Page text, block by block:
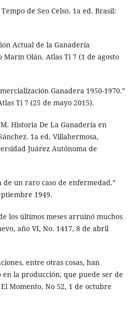
de Seo Celso. 1a ed. Brasil:
Actual de la Ganadería
Marín Olán. Atlas Ti 7 (1 de agosto
Ganadera 1950-1970.”
Ti 7 (25 de mayo 2015).
Historia De La Ganadería en
1a ed. Villahermosa,
Juárez Autónoma de
de un raro caso de enfermedad.”
1949.
los últimos meses arruinó muchos
año VI, No. 1417, 8 de abril
entre otras cosas, han
en la producción, que puede ser de
Momento, No 52, 1 de octubre